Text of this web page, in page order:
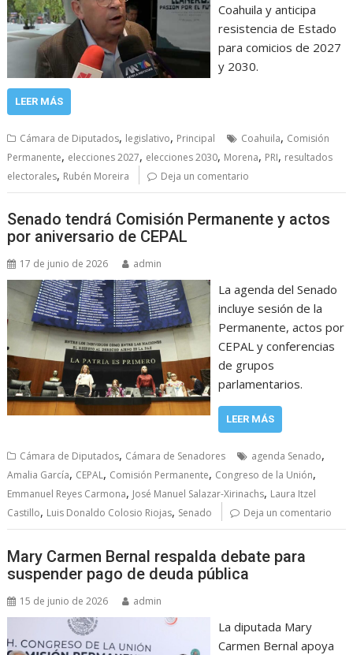
Coahuila y anticipa
resistencia de Estado
para comicios de 2027
y 2030.
LEER MÁS
Cámara de Diputados, legislativo, Principal Coahuila, Comisión
Permanente, elecciones 2027, elecciones 2030, Morena, PRI, resultados
electorales, Rubén Moreira Deja un comentario
Senado tendrá Comisión Permanente y actos
por aniversario de CEPAL
17 de junio de 2026 admin
La agenda del Senado
incluye sesión de la
Permanente, actos por
CEPAL y conferencias
de grupos
parlamentarios.
LEER MÁS
Cámara de Diputados, Cámara de Senadores agenda Senado,
Amalia García, CEPAL, Comisión Permanente, Congreso de la Unión,
Emmanuel Reyes Carmona, José Manuel Salazar-Xirinachs, Laura Itzel
Castillo, Luis Donaldo Colosio Riojas, Senado Deja un comentario
Mary Carmen Bernal respalda debate para
suspender pago de deuda pública
15 de junio de 2026 admin
La diputada Mary
Carmen Bernal apoya